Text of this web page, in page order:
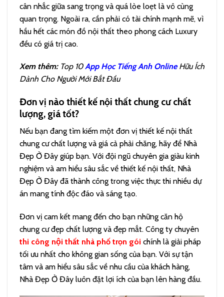
cân nhắc giữa sang trọng và quá lòe loẹt là vô cùng
quan trọng. Ngoài ra, cần phải có tài chính mạnh mẽ, vì
hầu hết các món đồ nội thất theo phong cách Luxury
đều có giá trị cao.
Xem thêm: Top 10App Học Tiếng Anh OnlineHữu Ích
Dành Cho Người Mới Bắt Đầu
Đơn vị nào thiết kế nội thất chung cư chất
lượng, giá tốt?
Nếu bạn đang tìm kiếm một đơn vị thiết kế nội thất
chung cư chất lượng và giá cả phải chăng, hãy để Nhà
Đẹp Ở Đây giúp bạn. Với đội ngũ chuyên gia giàu kinh
nghiệm và am hiểu sâu sắc về thiết kế nội thất, Nhà
Đẹp Ở Đây đã thành công trong việc thực thi nhiều dự
án mang tính độc đáo và sáng tạo.
Đơn vị cam kết mang đến cho bạn những căn hộ
chung cư đẹp chất lượng và đẹp mắt. Công ty chuyên
thi công nội thất nhà phố trọn gói chính là giải pháp
tối ưu nhất cho không gian sống của bạn. Với sự tận
tâm và am hiểu sâu sắc về nhu cầu của khách hàng,
Nhà Đẹp Ở Đây luôn đặt lợi ích của bạn lên hàng đầu.